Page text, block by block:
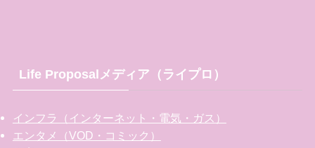
Life Proposalメディア（ライプロ）
インフラ（インターネット・電気・ガス）
エンタメ（VOD・コミック）